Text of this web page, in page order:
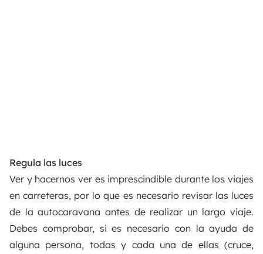
Regula las luces
Ver y hacernos ver es imprescindible durante los viajes
en carreteras, por lo que es necesario revisar las luces
de la autocaravana antes de realizar un largo viaje.
Debes comprobar, si es necesario con la ayuda de
alguna persona, todas y cada una de ellas (cruce,